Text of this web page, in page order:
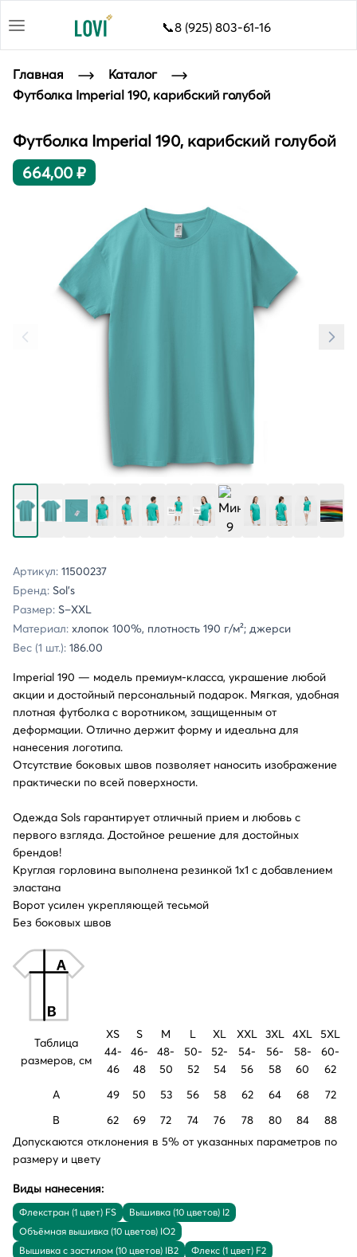
📞8 (925) 803-61-16
Главная
Каталог
Футболка Imperial 190, карибский голубой
Футболка Imperial 190, карибский голубой
664,00 ₽
Артикул: 11500237
Бренд: Sol's
Размер: S–XXL
Материал: хлопок 100%, плотность 190 г/м²; джерси
Вес (1 шт.): 186.00
Imperial 190 — модель премиум-класса, украшение любой
акции и достойный персональный подарок. Мягкая, удобная
плотная футболка с воротником, защищенным от
деформации. Отлично держит форму и идеальна для
нанесения логотипа.
Отсутствие боковых швов позволяет наносить изображение
практически по всей поверхности.
Одежда Sols гарантирует отличный прием и любовь с
первого взгляда. Достойное решение для достойных
брендов!
Круглая горловина выполнена резинкой 1x1 с добавлением
эластана
Ворот усилен укрепляющей тесьмой
Без боковых швов
Таблица
размеров, см
XS
44-
46
S
46-
48
M
48-
50
L
50-
52
XL
52-
54
XXL
54-
56
3XL
56-
58
4XL
58-
60
5XL
60-
62
A
49 50 53 56 58 62 64 68
72
B
62 69 72 74 76 78 80 84
88
Допускаются отклонения в 5% от указанных параметров по
размеру и цвету
Виды нанесения:
Флекстран (1 цвет) FS
Вышивка (10 цветов) I2
Объёмная вышивка (10 цветов) IO2
Вышивка с застилом (10 цветов) IB2
Флекс (1 цвет) F2